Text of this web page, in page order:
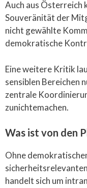
Auch aus Österreich
Souveränität der
nicht gewählte
demokratische
Eine weitere Kritik
sensiblen Bereichen
zentrale
zunichtemachen.
Was ist von den
Ohne
handelt sich um